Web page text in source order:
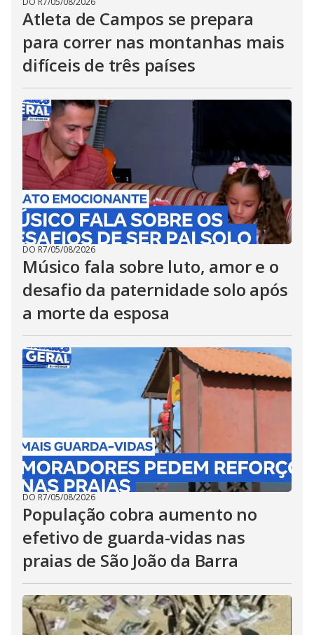
Atleta de Campos se prepara
para correr nas montanhas mais
difíceis de três países
DO R7/05/08/2026
Músico fala sobre luto, amor e o
desafio da paternidade solo após
a morte da esposa
DO R7/05/08/2026
População cobra aumento no
efetivo de guarda-vidas nas
praias de São João da Barra